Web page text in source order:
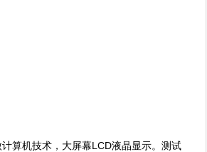
算机技术，大屏幕LCD液晶显示。测试